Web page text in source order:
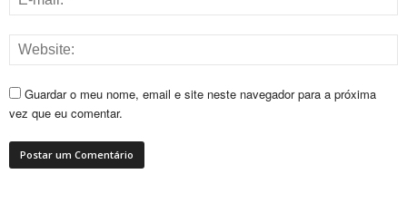
Guardar o meu nome, email e site neste navegador para a próxima
vez que eu comentar.